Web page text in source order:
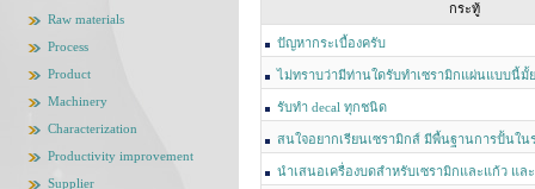
Raw materials
Process
Product
Machinery
Characterization
Productivity improvement
Supplier
กระทู้
ปัญหากระเบื้องครับ
ไม่ทราบว่ามีท่านใดรับทำเซรามิกแผ่นแบบนี้มั้
รับทำ decal ทุกชนิด
สนใจอยากเรียนเซรามิกส์ มีพื้นฐานการปั้นใน
นำเสนอเครื่องบดสำหรับเซรามิกและแก้ว และ